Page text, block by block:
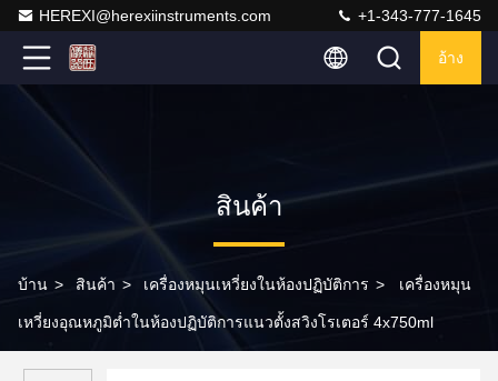
HEREXI@herexiinstruments.com +1-343-777-1645
อ้าง
สินค้า
บ้าน > สินค้า > เครื่องหมุนเหวี่ยงในห้องปฏิบัติการ > เครื่องหมุน
เหวี่ยงอุณหภูมิต่ำในห้องปฏิบัติการแนวตั้งสวิงโรเตอร์ 4x750ml